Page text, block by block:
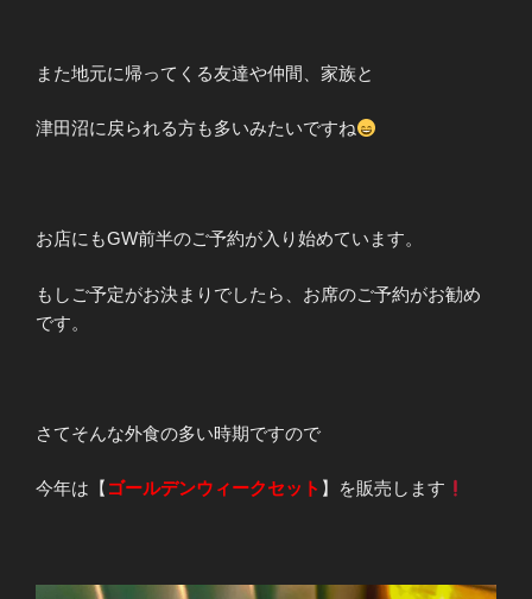
また地元に帰ってくる友達や仲間、家族と
津田沼に戻られる方も多いみたいですね
お店にもGW前半のご予約が入り始めています。
もしご予定がお決まりでしたら、お席のご予約がお勧め
です。
さてそんな外食の多い時期ですので
今年は【 ゴールデンウィークセット 】を販売します